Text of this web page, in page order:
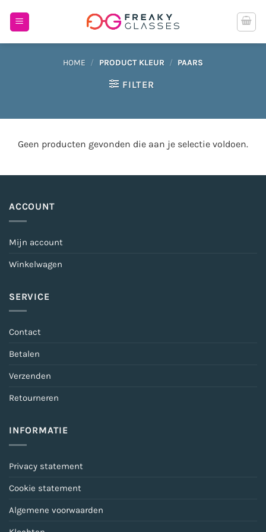
naar
HOME / PRODUCT KLEUR / PAARS
FILTER
Geen producten gevonden die aan je selectie voldoen.
ACCOUNT
Mijn account
Winkelwagen
SERVICE
Contact
Betalen
Verzenden
Retourneren
INFORMATIE
Privacy statement
Cookie statement
Algemene voorwaarden